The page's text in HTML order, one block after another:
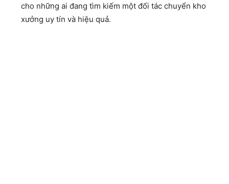
cho những ai đang tìm kiếm một đối tác chuyển kho
xưởng uy tín và hiệu quả.